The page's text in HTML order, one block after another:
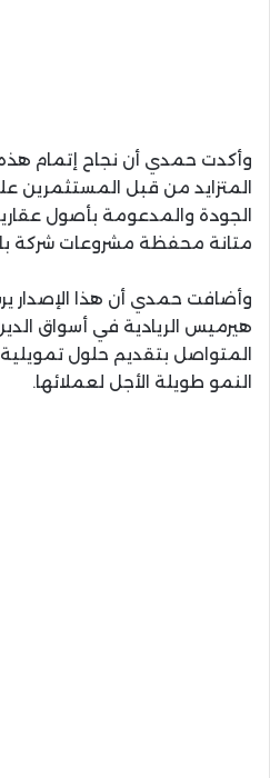
وأكدت حمدي أن نجاح إتمام
المتزايد من قبل المستثمرين
الجودة والمدعومة بأصول
متانة محفظة مشروعات شركة
وأضافت حمدي أن هذا الإصدار
هيرميس الريادية في أسواق
المتواصل بتقديم حلول
النمو طويلة الأجل لعملائها.